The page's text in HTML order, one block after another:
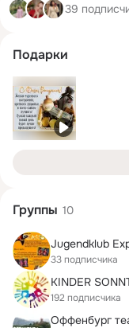
39
Подарки
Группы 10
Jugendklub
33 подписчика
KINDER
192 подписчика
Оффенбург